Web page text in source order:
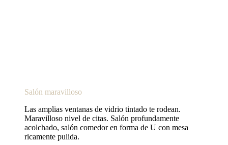
Salón maravilloso
Las amplias ventanas de vidrio tintado te rodean.
Maravilloso nivel de citas. Salón profundamente
acolchado, salón comedor en forma de U con mesa
ricamente pulida.